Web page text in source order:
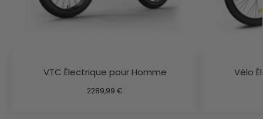
VTC Électrique pour Homme
2289,99€
Vélo